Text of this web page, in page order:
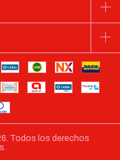
Todos los derechos